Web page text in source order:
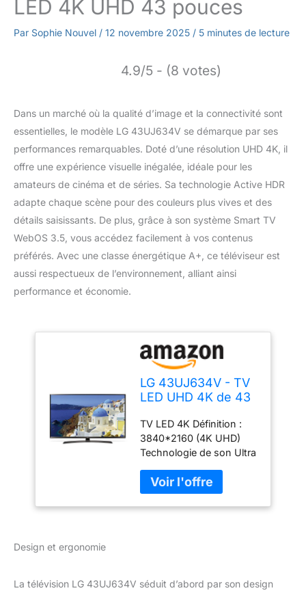
LED 4K UHD 43 pouces
Par Sophie Nouvel / 12 novembre 2025 / 5 minutes de lecture
4.9/5 - (8 votes)
Dans un marché où la qualité d’image et la connectivité sont
essentielles, le modèle LG 43UJ634V se démarque par ses
performances remarquables. Doté d’une résolution UHD 4K, il
offre une expérience visuelle inégalée, idéale pour les
amateurs de cinéma et de séries. Sa technologie Active HDR
adapte chaque scène pour des couleurs plus vives et des
détails saisissants. De plus, grâce à son système Smart TV
WebOS 3.5, vous accédez facilement à vos contenus
préférés. Avec une classe énergétique A+, ce téléviseur est
aussi respectueux de l’environnement, alliant ainsi
performance et économie.
LG 43UJ634V - TV
LED UHD 4K de 43
HDR, Smart TV
WebOS 3.5, Ultra
Surround)
TV LED 4K Définition :
3840*2160 (4K UHD)
Technologie de son Ultra
Tuner : DVB-T2/C/S2 2
ports USB (3.0/2.0)
Design et ergonomie
La télévision LG 43UJ634V séduit d’abord par son design